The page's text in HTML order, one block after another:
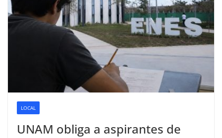
LOCAL
UNAM obliga a aspirantes de